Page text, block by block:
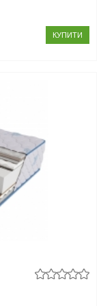
КУПИТИ